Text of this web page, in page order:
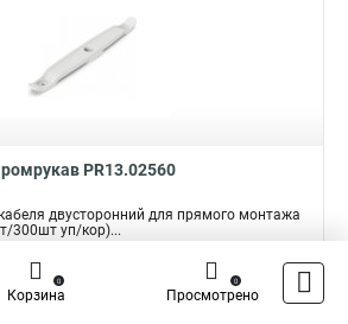
PR13.02560
двусторонний для прямого монтажа
300шт уп/кор)...
Сравнить
Корзина
0
Просмотрено
0